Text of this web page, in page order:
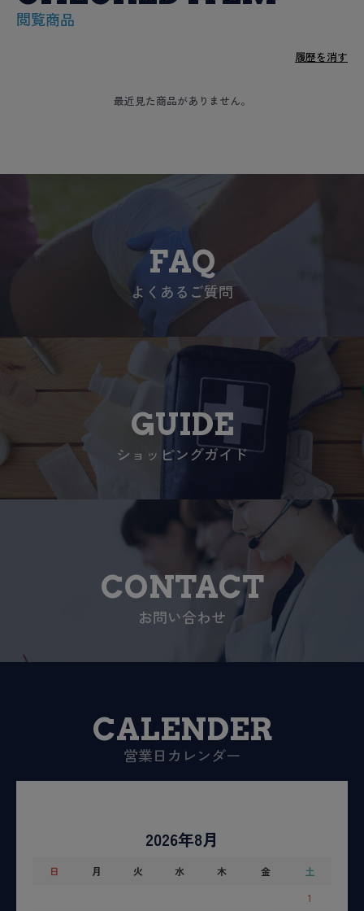
閲覧商品
履歴を消す
最近見た商品がありません。
FAQ
よくあるご質問
GUIDE
ショッピングガイド
CONTACT
お問い合わせ
CALENDER
営業日カレンダー
2026年8月
日 月 火 水 木 金
土
1